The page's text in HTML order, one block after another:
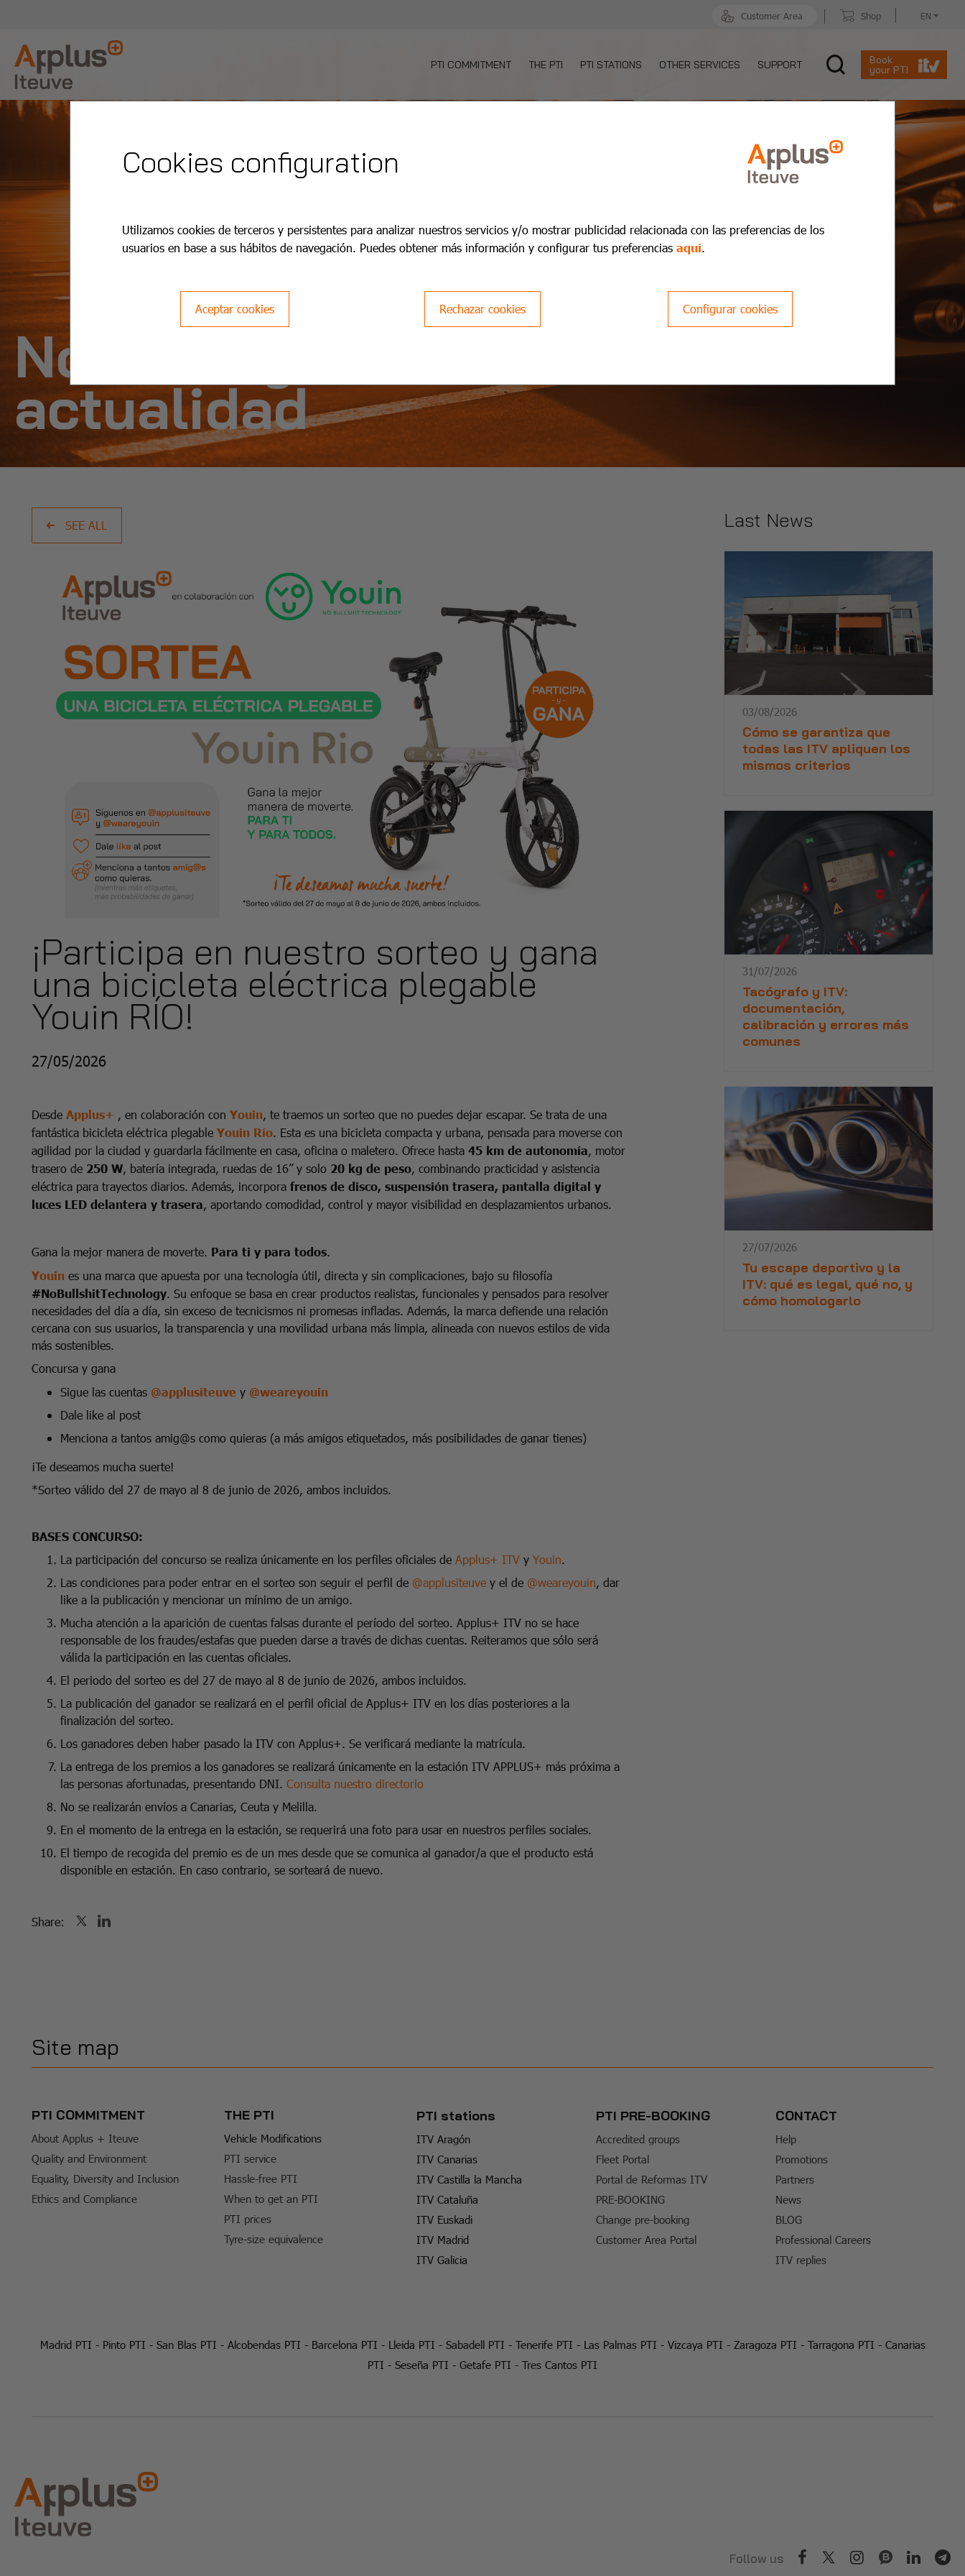
Customer Area Shop EN
PTI COMMITMENT THE PTI PTI STATIONS OTHER SERVICES SUPPORT
Book
your PTI
Noticias y
actualidad
SEE ALL
¡Participa en nuestro sorteo y gana
una bicicleta eléctrica plegable
Youin RÍO!
27/05/2026
Desde Applus+ , en colaboración con Youin, te traemos un sorteo que no puedes dejar escapar. Se trata de una
fantástica bicicleta eléctrica plegable Youin Río. Esta es una bicicleta compacta y urbana, pensada para moverse con
agilidad por la ciudad y guardarla fácilmente en casa, oficina o maletero. Ofrece hasta 45 km de autonomía, motor
trasero de 250 W, batería integrada, ruedas de 16” y solo 20 kg de peso, combinando practicidad y asistencia
eléctrica para trayectos diarios. Además, incorpora frenos de disco, suspensión trasera, pantalla digital y
luces LED delantera y trasera, aportando comodidad, control y mayor visibilidad en desplazamientos urbanos.
Gana la mejor manera de moverte. Para ti y para todos.
Youin es una marca que apuesta por una tecnología útil, directa y sin complicaciones, bajo su filosofía
#NoBullshitTechnology. Su enfoque se basa en crear productos realistas, funcionales y pensados para resolver
necesidades del día a día, sin exceso de tecnicismos ni promesas infladas. Además, la marca defiende una relación
cercana con sus usuarios, la transparencia y una movilidad urbana más limpia, alineada con nuevos estilos de vida
más sostenibles.
Concursa y gana
Sigue las cuentas @applusiteuve y @weareyouin
Dale like al post
Menciona a tantos amig@s como quieras (a más amigos etiquetados, más posibilidades de ganar tienes)
¡Te deseamos mucha suerte!
*Sorteo válido del 27 de mayo al 8 de junio de 2026, ambos incluidos.
BASES CONCURSO:
La participación del concurso se realiza únicamente en los perfiles oficiales de Applus+ ITV y Youin.
Las condiciones para poder entrar en el sorteo son seguir el perfil de @applusiteuve y el de @weareyouin, dar
like a la publicación y mencionar un mínimo de un amigo.
Mucha atención a la aparición de cuentas falsas durante el período del sorteo. Applus+ ITV no se hace
responsable de los fraudes/estafas que pueden darse a través de dichas cuentas. Reiteramos que sólo será
válida la participación en las cuentas oficiales.
El periodo del sorteo es del 27 de mayo al 8 de junio de 2026, ambos incluidos.
La publicación del ganador se realizará en el perfil oficial de Applus+ ITV en los días posteriores a la
finalización del sorteo.
Los ganadores deben haber pasado la ITV con Applus+. Se verificará mediante la matrícula.
La entrega de los premios a los ganadores se realizará únicamente en la estación ITV APPLUS+ más próxima a
las personas afortunadas, presentando DNI. Consulta nuestro directorio
No se realizarán envíos a Canarias, Ceuta y Melilla.
En el momento de la entrega en la estación, se requerirá una foto para usar en nuestros perfiles sociales.
El tiempo de recogida del premio es de un mes desde que se comunica al ganador/a que el producto está
disponible en estación. En caso contrario, se sorteará de nuevo.
Share:
Last News
03/08/2026
Cómo se garantiza que
todas las ITV apliquen los
mismos criterios
31/07/2026
Tacógrafo y ITV:
documentación,
calibración y errores más
comunes
27/07/2026
Tu escape deportivo y la
ITV: qué es legal, qué no, y
cómo homologarlo
Site map
PTI COMMITMENT
About Applus + Iteuve
Quality and Environment
Equality, Diversity and Inclusion
Ethics and Compliance
THE PTI
Vehicle Modifications
PTI service
Hassle-free PTI
When to get an PTI
PTI prices
Tyre-size equivalence
PTI stations
ITV Aragón
ITV Canarias
ITV Castilla la Mancha
ITV Cataluña
ITV Euskadi
ITV Madrid
ITV Galicia
PTI PRE-BOOKING
Accredited groups
Fleet Portal
Portal de Reformas ITV
PRE-BOOKING
Change pre-booking
Customer Area Portal
CONTACT
Help
Promotions
Partners
News
BLOG
Professional Careers
ITV replies
Madrid PTI - Pinto PTI - San Blas PTI - Alcobendas PTI - Barcelona PTI - Lleida PTI - Sabadell PTI - Tenerife PTI - Las Palmas PTI - Vizcaya PTI - Zaragoza PTI - Tarragona PTI - Canarias
PTI - Seseña PTI - Getafe PTI - Tres Cantos PTI
Follow us
Cookies configuration
Utilizamos cookies de terceros y persistentes para analizar nuestros servicios y/o mostrar publicidad relacionada con las preferencias de los
usuarios en base a sus hábitos de navegación. Puedes obtener más información y configurar tus preferencias aquí.
Aceptar cookies Rechazar cookies Configurar cookies